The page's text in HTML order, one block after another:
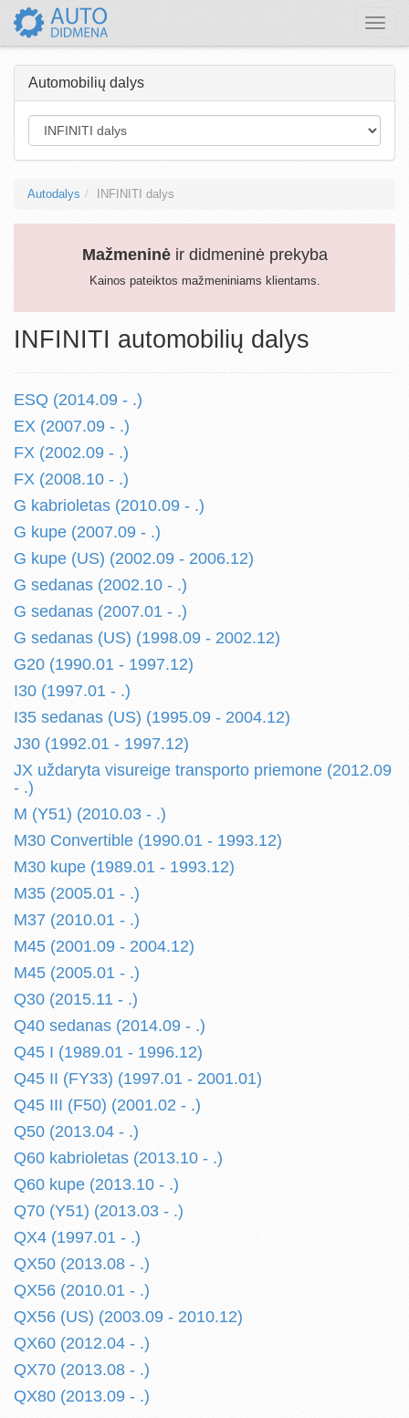
Toggle
Automobilių dalys
Autodalys INFINITI dalys
Mažmeninėir didmeninė prekyba
Kainos pateiktos mažmeniniams klientams.
INFINITI automobilių dalys
ESQ (2014.09 - .)
EX (2007.09 - .)
FX (2002.09 - .)
FX (2008.10 - .)
G kabrioletas (2010.09 - .)
G kupe (2007.09 - .)
G kupe (US) (2002.09 - 2006.12)
G sedanas (2002.10 - .)
G sedanas (2007.01 - .)
G sedanas (US) (1998.09 - 2002.12)
G20 (1990.01 - 1997.12)
I30 (1997.01 - .)
I35 sedanas (US) (1995.09 - 2004.12)
J30 (1992.01 - 1997.12)
JX uždaryta visureige transporto priemone (2012.09
- .)
M (Y51) (2010.03 - .)
M30 Convertible (1990.01 - 1993.12)
M30 kupe (1989.01 - 1993.12)
M35 (2005.01 - .)
M37 (2010.01 - .)
M45 (2001.09 - 2004.12)
M45 (2005.01 - .)
Q30 (2015.11 - .)
Q40 sedanas (2014.09 - .)
Q45 I (1989.01 - 1996.12)
Q45 II (FY33) (1997.01 - 2001.01)
Q45 III (F50) (2001.02 - .)
Q50 (2013.04 - .)
Q60 kabrioletas (2013.10 - .)
Q60 kupe (2013.10 - .)
Q70 (Y51) (2013.03 - .)
QX4 (1997.01 - .)
QX50 (2013.08 - .)
QX56 (2010.01 - .)
QX56 (US) (2003.09 - 2010.12)
QX60 (2012.04 - .)
QX70 (2013.08 - .)
QX80 (2013.09 - .)